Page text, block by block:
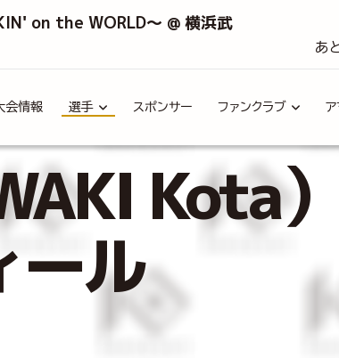
on the WORLD～ @ 横浜武
あ
会情報 選手 スポンサー ファンクラブ
Kota
ール